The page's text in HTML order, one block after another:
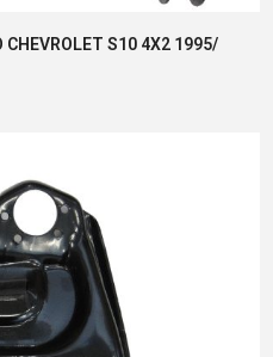
CHEVROLET S10 4X2 1995/